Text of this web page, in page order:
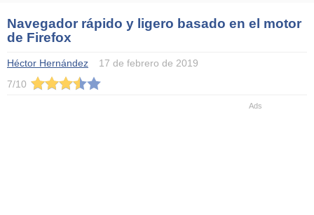
Navegador rápido y ligero basado en el motor
de Firefox
Héctor Hernández
17 de febrero de 2019
7/10